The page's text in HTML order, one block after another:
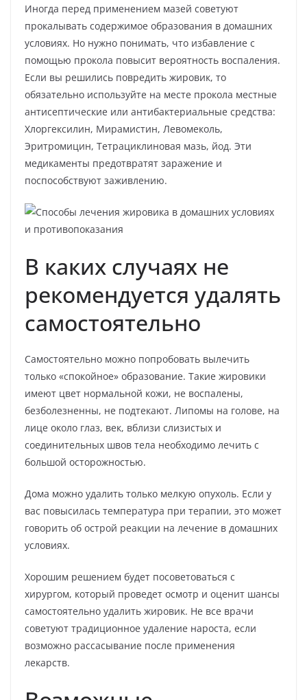
Иногда перед применением мазей советуют
прокалывать содержимое образования в домашних
условиях. Но нужно понимать, что избавление с
помощью прокола повысит вероятность воспаления.
Если вы решились повредить жировик, то
обязательно используйте на месте прокола местные
антисептические или антибактериальные средства:
Хлоргексилин, Мирамистин, Левомеколь,
Эритромицин, Тетрациклиновая мазь, йод. Эти
медикаменты предотвратят заражение и
поспособствуют заживлению.
В каких случаях не
рекомендуется удалять
самостоятельно
Самостоятельно можно попробовать вылечить
только «спокойное» образование. Такие жировики
имеют цвет нормальной кожи, не воспалены,
безболезненны, не подтекают. Липомы на голове, на
лице около глаз, век, вблизи слизистых и
соединительных швов тела необходимо лечить с
большой осторожностью.
Дома можно удалить только мелкую опухоль. Если у
вас повысилась температура при терапии, это может
говорить об острой реакции на лечение в домашних
условиях.
Хорошим решением будет посоветоваться с
хирургом, который проведет осмотр и оценит шансы
самостоятельно удалить жировик. Не все врачи
советуют традиционное удаление нароста, если
возможно рассасывание после применения
лекарств.